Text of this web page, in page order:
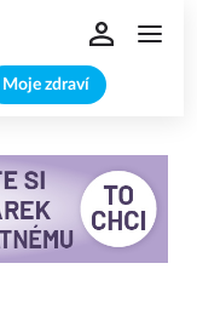
Moje zdraví